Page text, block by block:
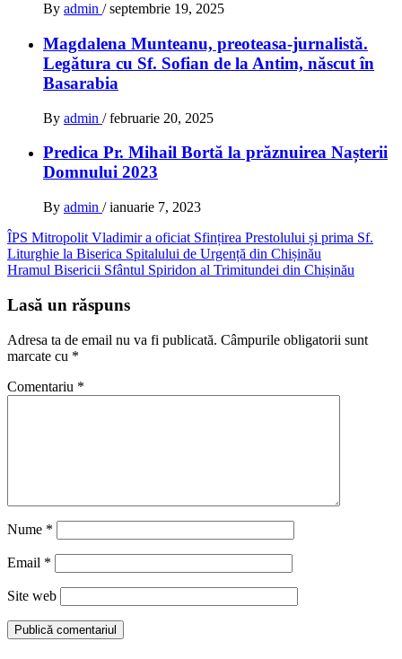
By admin / septembrie 19, 2025
Magdalena Munteanu, preoteasa-jurnalistă.
Legătura cu Sf. Sofian de la Antim, născut în
Basarabia
By admin / februarie 20, 2025
Predica Pr. Mihail Bortă la prăznuirea Nașterii
Domnului 2023
By admin / ianuarie 7, 2023
Navigare
în
ÎPS Mitropolit Vladimir a oficiat Sfințirea Prestolului și prima Sf.
Liturghie la Biserica Spitalului de Urgență din Chișinău
Hramul Bisericii Sfântul Spiridon al Trimitundei din Chișinău
Lasă un răspuns
Adresa ta de email nu va fi publicată. Câmpurile obligatorii sunt
marcate cu *
Comentariu *
Nume *
Email *
Site web